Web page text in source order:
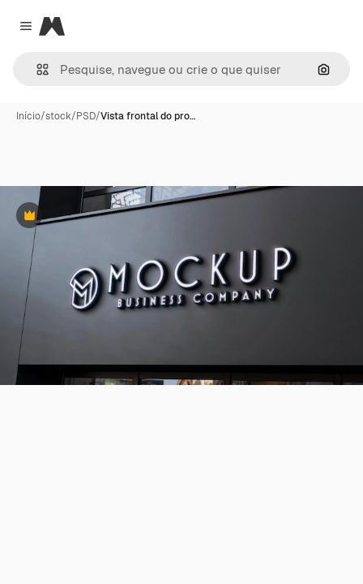
Close menu
Magnific
Início/stock/PSD/Vista frontal do pro…
Premium